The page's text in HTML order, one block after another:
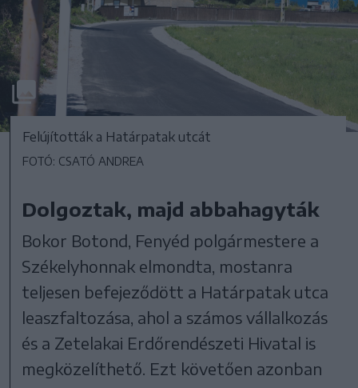
Felújították a Határpatak utcát
FOTÓ: CSATÓ ANDREA
Dolgoztak, majd abbahagyták
Bokor Botond, Fenyéd polgármestere a
Székelyhonnak elmondta, mostanra
teljesen befejeződött a Határpatak utca
leaszfaltozása, ahol a számos vállalkozás
és a Zetelakai Erdőrendészeti Hivatal is
megközelíthető. Ezt követően azonban